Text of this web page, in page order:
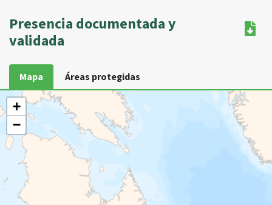
Presencia documentada y
validada
Mapa Áreas protegidas
+
−